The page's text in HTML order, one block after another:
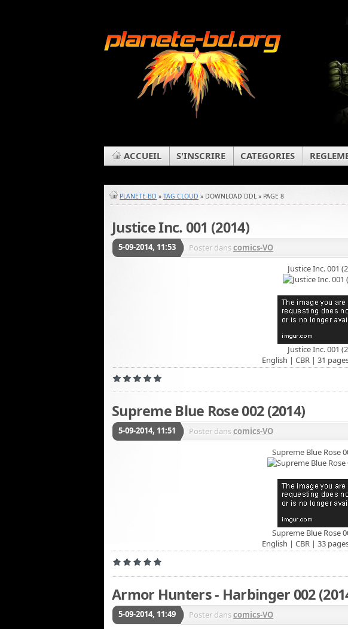
ACCUEIL S'INSCRIRE CATEGORIES
PLANETE-BD » TAG CLOUD » DOWNLOAD DDL » PAGE 8
Justice Inc. 001 (2014)
5-09-2014, 11:53 Poster danscomics-VO
Justice Inc. 001
Justice Inc. 001
English | CBR | 31
Supreme Blue Rose 002 (2014)
5-09-2014, 11:51 Poster danscomics-VO
Supreme Blue Rose
Supreme Blue Rose
English | CBR | 33
Armor Hunters - Harbinger 002
5-09-2014, 11:49 Poster danscomics-VO